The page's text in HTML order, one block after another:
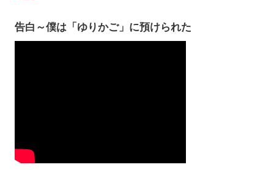
告白～僕は「ゆりかご」に預けられた